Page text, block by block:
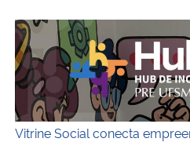
Vitrine Social conecta
Vitrine Social conecta